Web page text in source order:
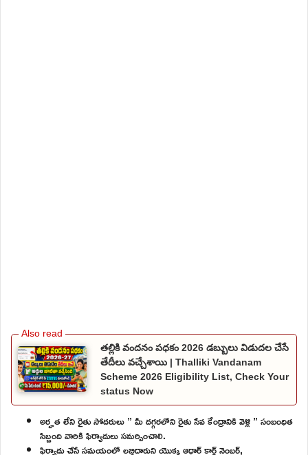
తల్లికి వందనం పధకం 2026 డబ్బులు విడుదల చేసే
తేదీలు వచ్చేశాయి | Thalliki Vandanam
Scheme 2026 Eligibility List, Check Your
status Now
అర్హత లేని రైతు సోదరులు ” మీ దగ్గరలోని రైతు సేవ కేంద్రానికి వెళ్లి ” సంబంధిత
సిబ్బంది వారికి ఫిర్యాదులు సమర్పించాలి.
ఫిర్యాదు చేసే సమయంలో లబ్ధిదారుని యొక్క ఆధార్ కార్డ్ నెంబర్,